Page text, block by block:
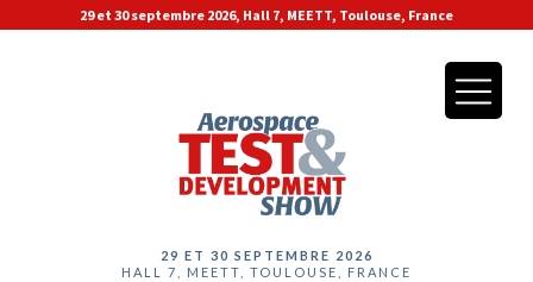
29 et 30 septembre 2026, Hall 7, MEETT, Toulouse, France
29 ET 30 SEPTEMBRE 2026
HALL 7, MEETT, TOULOUSE, FRANCE